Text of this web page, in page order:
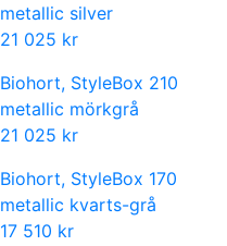
metallic silver
21 025 kr
Biohort, StyleBox 210
metallic mörkgrå
21 025 kr
Biohort, StyleBox 170
metallic kvarts-grå
17 510 kr